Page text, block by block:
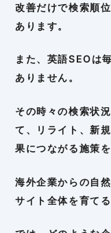
改善だけで検索順
あります。
また、英語SEOは
ありません。
その時々の検索状
て、リライト、新
果につながる施策
海外企業からの自
サイト全体を育て